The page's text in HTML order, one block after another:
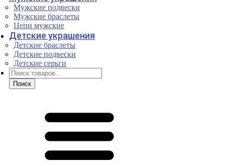
Мужские подвески
Мужские браслеты
Цепи мужские
Детские украшения
Детские браслеты
Детские подвески
Детские серьги
Поиск
товаров
Поиск